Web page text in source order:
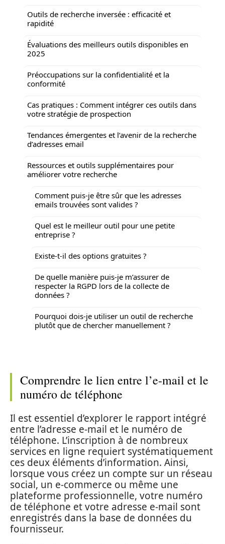
Outils de recherche inversée : efficacité et
rapidité
Évaluations des meilleurs outils disponibles en
2025
Préoccupations sur la confidentialité et la
conformité
Cas pratiques : Comment intégrer ces outils dans
votre stratégie de prospection
Tendances émergentes et l’avenir de la recherche
d’adresses email
Ressources et outils supplémentaires pour
améliorer votre recherche
Comment puis-je être sûr que les adresses
emails trouvées sont valides ?
Quel est le meilleur outil pour une petite
entreprise ?
Existe-t-il des options gratuites ?
De quelle manière puis-je m’assurer de
respecter la RGPD lors de la collecte de
données ?
Pourquoi dois-je utiliser un outil de recherche
plutôt que de chercher manuellement ?
Comprendre le lien entre l’e-mail et le
numéro de téléphone
Il est essentiel d’explorer le rapport intégré
entre l’adresse e-mail et le numéro de
téléphone. L’inscription à de nombreux
services en ligne requiert systématiquement
ces deux éléments d’information. Ainsi,
lorsque vous créez un compte sur un réseau
social, un e-commerce ou même une
plateforme professionnelle, votre numéro
de téléphone et votre adresse e-mail sont
enregistrés dans la base de données du
fournisseur.